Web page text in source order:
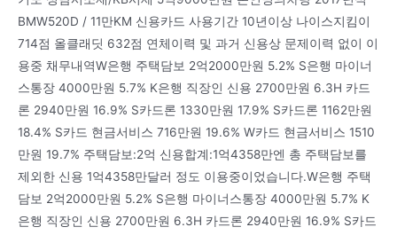
BMW520D / 11만KM 신용카드 사용기간 10년이상 나이스지킴이
714점 올클래딧 632점 연체이력 및 과거 신용상 문제이력 없이 이
용중 채무내역W은행 주택담보 2억2000만원 5.2% S은행 마이너
스통장 4000만원 5.7% K은행 직장인 신용 2700만원 6.3H 카드
론 2940만원 16.9% S카드론 1330만원 17.9% S카드론 1162만원
18.4% S카드 현금서비스 716만원 19.6% W카드 현금서비스 1510
만원 19.7% 주택담보:2억 신용합계:1억4358만엔 총 주택담보를
제외한 신용 1억4358만달러 정도 이용중이었습니다.W은행 주택
담보 2억2000만원 5.2% S은행 마이너스통장 4000만원 5.7% K
은행 직장인 신용 2700만원 6.3H 카드론 2940만원 16.9% S카드